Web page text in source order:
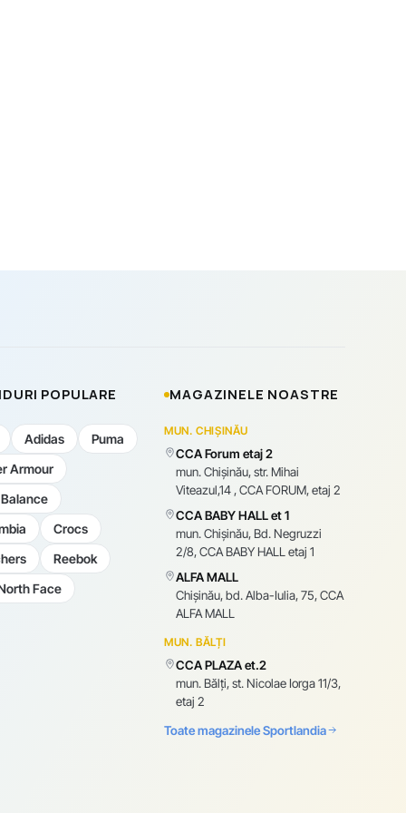
POPULARE
Adidas
Puma
Armour
Crocs
Reebok
Face
MAGAZINELE NOASTRE
MUN. CHIȘINĂU
CCA Forum etaj 2
mun. Chişinău, str. Mihai
Viteazul,14 , CCA FORUM, etaj 2
CCA BABY HALL et 1
mun. Chişinău, Bd. Negruzzi
2/8, CCA BABY HALL etaj 1
ALFA MALL
Chișinău, bd. Alba-Iulia, 75, CCA
ALFA MALL
MUN. BĂLȚI
CCA PLAZA et.2
mun. Bălți, st. Nicolae Iorga 11/3,
etaj 2
Toate magazinele Sportlandia